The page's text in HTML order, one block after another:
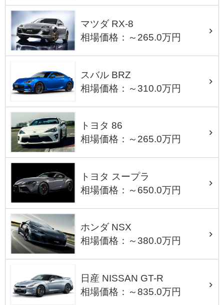
マツダ RX-8
相場価格：～265.0万円
スバル BRZ
相場価格：～310.0万円
トヨタ 86
相場価格：～265.0万円
トヨタ スープラ
相場価格：～650.0万円
ホンダ NSX
相場価格：～380.0万円
日産 NISSAN GT-R
相場価格：～835.0万円